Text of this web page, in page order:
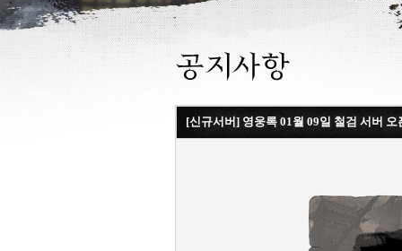
[신규서버] 영웅록 01월 09일 철검 서버 오